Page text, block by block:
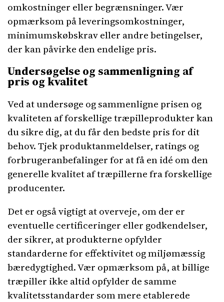
omkostninger eller begrænsninger. Vær
opmærksom på leveringsomkostninger,
minimumskøbskrav eller andre betingelser,
der kan påvirke den endelige pris.
Undersøgelse og sammenligning af
pris og kvalitet
Ved at undersøge og sammenligne prisen og
kvaliteten af forskellige træpilleprodukter kan
du sikre dig, at du får den bedste pris for dit
behov. Tjek produktanmeldelser, ratings og
forbrugeranbefalinger for at få en idé om den
generelle kvalitet af træpillerne fra forskellige
producenter.
Det er også vigtigt at overveje, om der er
eventuelle certificeringer eller godkendelser,
der sikrer, at produkterne opfylder
standarderne for effektivitet og miljømæssig
bæredygtighed. Vær opmærksom på, at billige
træpiller ikke altid opfylder de samme
kvalitetsstandarder som mere etablerede